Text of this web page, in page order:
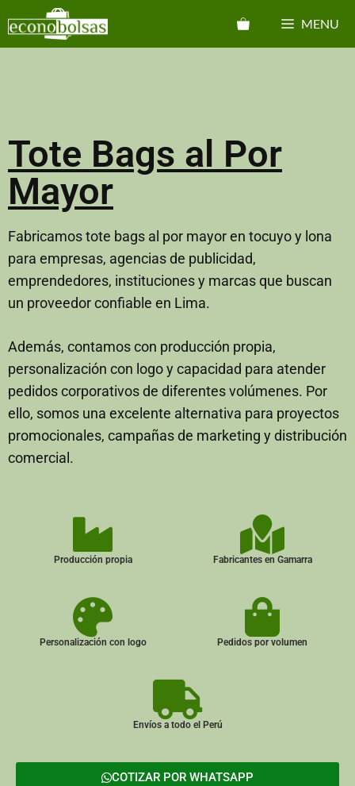
MENU
Tote Bags al Por
Mayor
Fabricamos tote bags al por mayor en tocuyo y lona
para empresas, agencias de publicidad,
emprendedores, instituciones y marcas que buscan
un proveedor confiable en Lima.
Además, contamos con producción propia,
personalización con logo y capacidad para atender
pedidos corporativos de diferentes volúmenes. Por
ello, somos una excelente alternativa para proyectos
promocionales, campañas de marketing y distribución
comercial.
Producción propia Fabricantes en Gamarra
Personalización con logo Pedidos por volumen
Envíos a todo el Perú
COTIZAR POR WHATSAPP